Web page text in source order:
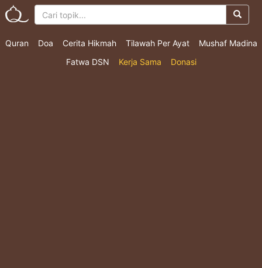
Quran Doa Cerita Hikmah Tilawah Per Ayat
Mushaf Madina
Fatwa DSN
Kerja Sama Donasi